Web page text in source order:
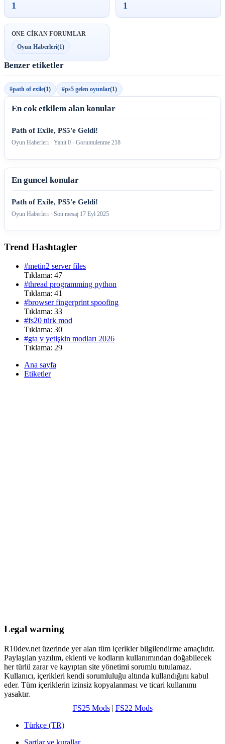
1 1
ONE CIKAN FORUMLAR
Oyun Haberleri(1)
Benzer etiketler
#path of exile(1) #ps5 gelen oyunlar(1)
En cok etkilem alan konular
Path of Exile, PS5'e Geldi!
Oyun Haberleri · Yanit 0 · Goruntulenme 218
En guncel konular
Path of Exile, PS5'e Geldi!
Oyun Haberleri · Son mesaj 17 Eyl 2025
Trend Hashtagler
#metin2 server files
Tıklama: 47
#thread programming python
Tıklama: 41
#browser fingerprint spoofing
Tıklama: 33
#fs20 türk mod
Tıklama: 30
#gta v yetişkin modları 2026
Tıklama: 29
Ana sayfa
Etiketler
Legal warning
R10dev.net üzerinde yer alan tüm içerikler bilgilendirme amaçlıdır.
Paylaşılan yazılım, eklenti ve kodların kullanımından doğabilecek
her türlü zarar ve kayıptan site yönetimi sorumlu tutulamaz.
Kullanıcı, içerikleri kendi sorumluluğu altında kullandığını kabul
eder. Tüm içeriklerin izinsiz kopyalanması ve ticari kullanımı
yasaktır.
FS25 Mods| FS22 Mods
Türkçe (TR)
Şartlar ve kurallar